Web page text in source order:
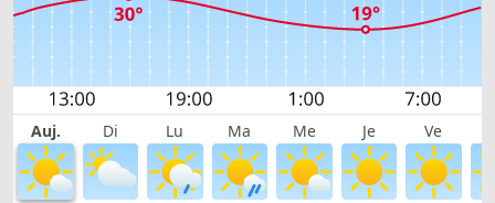
Auj. Di Lu Ma Me Je Ve